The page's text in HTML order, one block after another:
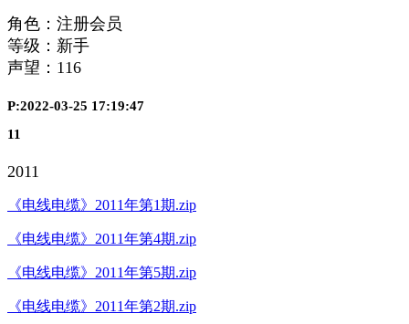
角色：注册会员
等级：新手
声望： 116
P:2022-03-25 17:19:47
11
2011
《电线电缆》2011年第1期.zip
《电线电缆》2011年第4期.zip
《电线电缆》2011年第5期.zip
《电线电缆》2011年第2期.zip